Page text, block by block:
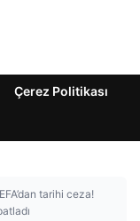
Çerez Politikası
tarihi ceza!